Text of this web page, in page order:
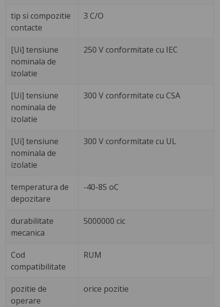
tip si compozitie
contacte
3 C/O
[Ui] tensiune
nominala de
izolatie
250 V conformitate cu IEC
[Ui] tensiune
nominala de
izolatie
300 V conformitate cu CSA
[Ui] tensiune
nominala de
izolatie
300 V conformitate cu UL
temperatura de
depozitare
-40-85 oC
durabilitate
mecanica
5000000 cic
Cod
compatibilitate
RUM
pozitie de
operare
orice pozitie